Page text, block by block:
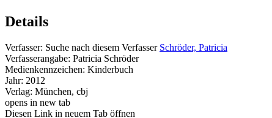
Details
Verfasser: Suche nach diesem Verfasser Schröder, Patricia
Verfasserangabe: Patricia Schröder
Medienkennzeichen: Kinderbuch
Jahr: 2012
Verlag: München, cbj
opens in new tab
Diesen Link in neuem Tab öffnen